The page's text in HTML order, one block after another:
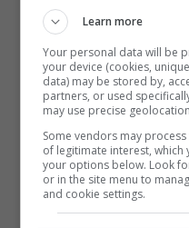
Negli Usa è normale
sull’Interstate,
lunghe e che
stati, ma stavolta
botto è stato
interna di una
fatto capire alla
Learn more
Your personal data will be
your device (cookies,
data) may be stored by,
partners, or used
may use precise
Some vendors may
of legitimate interest,
your options below. Look
or in the site menu to
and cookie settings.